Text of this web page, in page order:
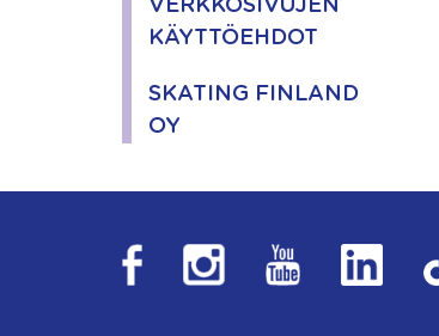
VERKKOSIVUJEN
KÄYTTÖEHDOT
SKATING FINLAND
OY